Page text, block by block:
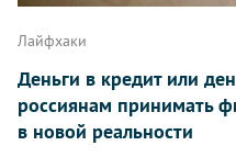
Лайфхаки
Деньги в кредит или
россиянам принимать
в новой реальности